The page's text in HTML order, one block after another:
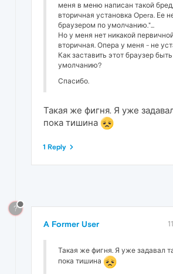
меня в меню написан такой
вторичная установка Opera. Ее
браузером по умолчанию."...
Но у меня нет никакой
вторичная. Опера у меня - не
Как заставить этот браузер
умолчанию?
Спасибо.
Такая же фигня. Я уже
пока тишина
1 Reply
?
A Former User
Такая же фигня. Я уже задавал
пока тишина